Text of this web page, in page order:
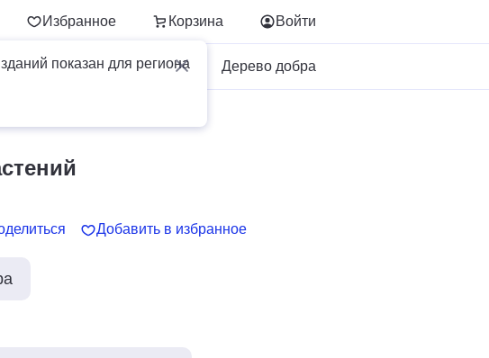
Избранное Корзина
показан для региона
Войти
Для бизнеса Дерево добра
Добавить в избранное